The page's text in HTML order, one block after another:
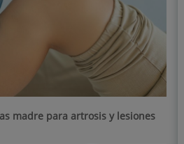
madre para artrosis y lesiones